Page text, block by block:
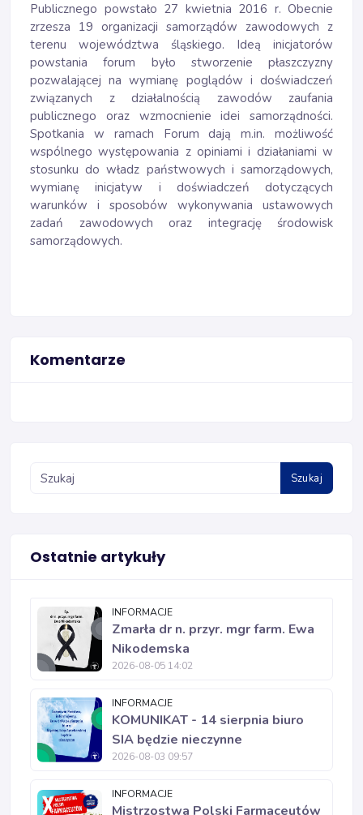
Publicznego powstało 27 kwietnia 2016 r. Obecnie
zrzesza 19 organizacji samorządów zawodowych z
terenu województwa śląskiego. Ideą inicjatorów
powstania forum było stworzenie płaszczyzny
pozwalającej na wymianę poglądów i doświadczeń
związanych z działalnością zawodów zaufania
publicznego oraz wzmocnienie idei samorządności.
Spotkania w ramach Forum dają m.in. możliwość
wspólnego występowania z opiniami i działaniami w
stosunku do władz państwowych i samorządowych,
wymianę inicjatyw i doświadczeń dotyczących
warunków i sposobów wykonywania ustawowych
zadań zawodowych oraz integrację środowisk
samorządowych.
Komentarze
Szukaj
Ostatnie artykuły
INFORMACJE
Zmarła dr n. przyr. mgr farm. Ewa
Nikodemska
2026-08-05 14:02
INFORMACJE
KOMUNIKAT - 14 sierpnia biuro
SIA będzie nieczynne
2026-08-03 09:57
INFORMACJE
Mistrzostwa Polski Farmaceutów